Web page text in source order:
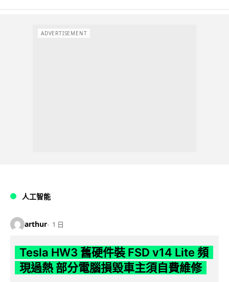
ADVERTISEMENT
人工智能
arthur 1 日
Tesla HW3 舊硬件裝 FSD v14 Lite 頻
現過熱 部分電腦損毀車主須自費維修